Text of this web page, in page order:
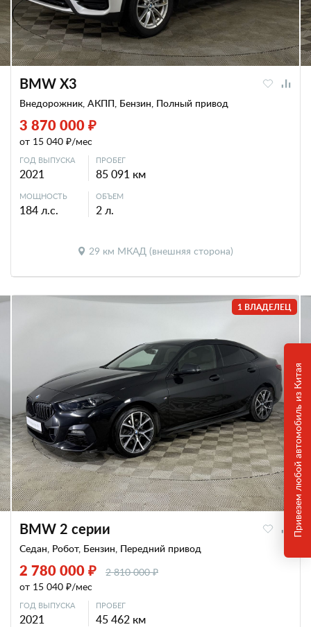
BMW X3
Внедорожник, АКПП, Бензин, Полный привод
3 870 000 ₽
от 15 040 ₽/мес
ГОД ВЫПУСКА
2021
ПРОБЕГ
85 091 км
МОЩНОСТЬ
184 л.с.
ОБЪЕМ
2 л.
29 км МКАД (внешняя сторона)
1 ВЛАДЕЛЕЦ
BMW 2 серии
Седан, Робот, Бензин, Передний привод
2 780 000 ₽
2 810 000 ₽
от 15 040 ₽/мес
ГОД ВЫПУСКА
2021
ПРОБЕГ
45 462 км
Привезем любой автомобиль из Китая